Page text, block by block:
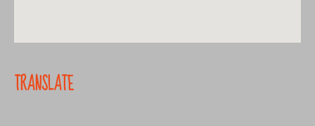
TRANSLATE